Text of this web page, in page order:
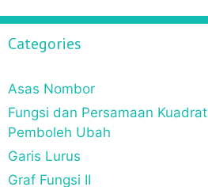
Categories
Asas Nombor
Fungsi dan Persamaan
Pemboleh Ubah
Garis Lurus
Graf Fungsi II